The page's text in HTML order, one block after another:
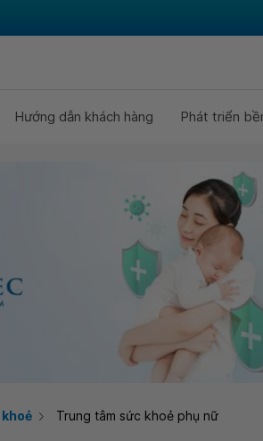
Hướng dẫn khách hàng Phát triển
Trung tâm sức khoẻ phụ nữ